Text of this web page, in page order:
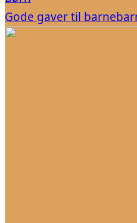
Gode gaver til